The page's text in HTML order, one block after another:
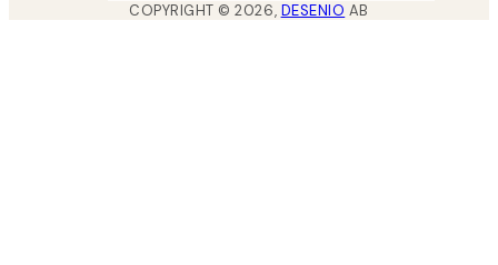
COPYRIGHT ©2026, DESENIO AB